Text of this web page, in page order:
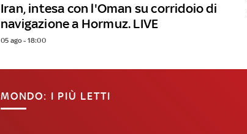
Iran, intesa con l'Oman su corridoio di
navigazione a Hormuz. LIVE
05 ago - 18:00
MONDO: I PIÙ LETTI